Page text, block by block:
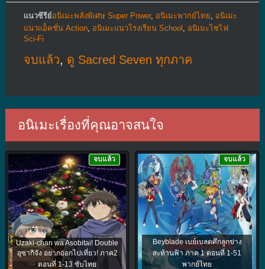
แนวซีรีย์อนิเมะพลังพิเศษ Super Power, อนิเมะพากย์ไทย
อนิเมะ
แนวแอ็คชั่น Action, อนิเมะแนวโรงเรียน School
อนิเมะไซไฟ
Sci-Fi
จบแล้ว, ดู Sacred Seven ทุกภาค
อนิเมะเรื่องที่คุณอาจสนใจ
Uzaki-chan wa Asobitai! Double
อุซากิจัง อยากออกไปเที่ยว! ภาค2
ตอนที่ 1-13 ซับไทย
จบแล้ว
Beyblade เบย์เบลดศึกลูกข่าง
สะท้านฟ้า ภาค 1 ตอนที่ 1-51
พากย์ไทย
จบแล้ว